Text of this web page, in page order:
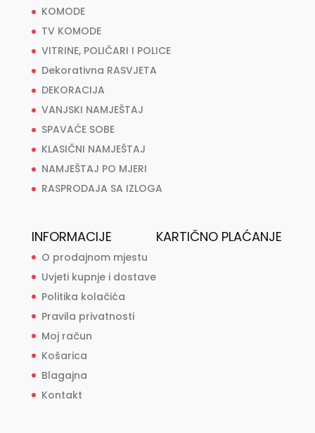
KOMODE
TV KOMODE
VITRINE, POLIČARI I POLICE
Dekorativna RASVJETA
DEKORACIJA
VANJSKI NAMJEŠTAJ
SPAVAĆE SOBE
KLASIČNI NAMJEŠTAJ
NAMJEŠTAJ PO MJERI
RASPRODAJA SA IZLOGA
INFORMACIJE
O prodajnom mjestu
Uvjeti kupnje i dostave
Politika kolačića
Pravila privatnosti
Moj račun
Košarica
Blagajna
Kontakt
KARTIČNO PLAĆANJE